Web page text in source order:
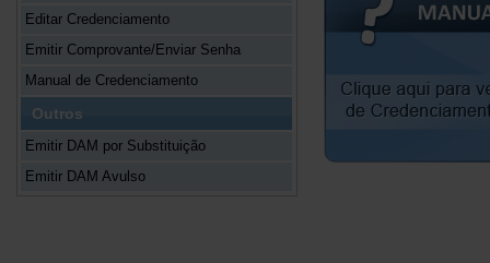
Editar Credenciamento
Emitir Comprovante/Enviar Senha
Manual de Credenciamento
Outros
Emitir DAM por Substituição
Emitir DAM Avulso